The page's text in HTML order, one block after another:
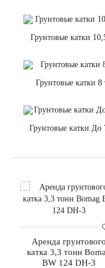
Грунтовые катки
Грунтовые катки 8
Грунтовые катки До
Аренда грунтового
катка 3,3 тонн
BW 124 DH-3